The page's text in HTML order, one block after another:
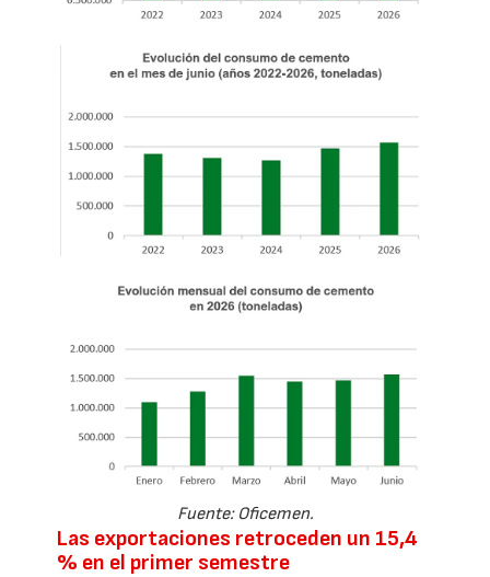
Fuente: Oficemen.
Las exportaciones retroceden un 15,4
% en el primer semestre